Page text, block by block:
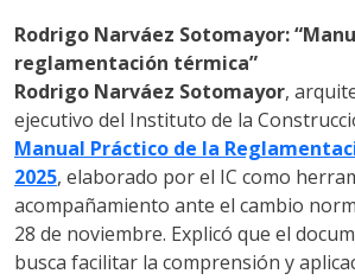
Rodrigo Narváez Sotomayor:
reglamentación térmica”
Rodrigo Narváez Sotomayor,
ejecutivo del Instituto de la
Manual Práctico de la
2025, elaborado por el IC como
acompañamiento ante el cambio
28 de noviembre. Explicó que el
busca facilitar la comprensión y